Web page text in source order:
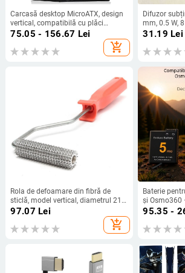
Carcasă desktop MicroATX, design
vertical, compatibilă cu plăci
MicroATX, USB 2.0 frontal, fără
75.05 - 156.67 Lei
add_shopping_cart
Difuzor
mm, 0.5 W,
smart home
31.19 Lei
Rola de defoamare din fibră de
sticlă, model vertical, diametrul 21
mm, lungimea 75 mm
97.07 Lei
add_shopping_cart
Baterie
și Osmo360
baterie și
95.35 -